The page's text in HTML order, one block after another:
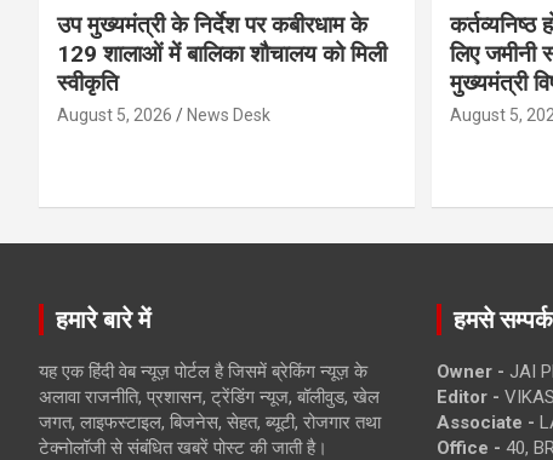
उप मुख्यमंत्री के निर्देश पर कबीरधाम के
129 शालाओं में बालिका शौचालय को मिली
स्वीकृति
August 5, 2026 News Desk
लिए जमीनी
मुख्यमंत्री
August 5,
हमारे बारे में
यह एक हिंदी वेब न्यूज़ पोर्टल है जिसमें ब्रेकिंग न्यूज़ के
अलावा राजनीति, प्रशासन, ट्रेंडिंग न्यूज, बॉलीवुड, खेल
जगत, लाइफस्टाइल, बिजनेस, सेहत, ब्यूटी, रोजगार तथा
टेक्नोलॉजी से संबंधित खबरें पोस्ट की जाती है।
हमसे
Owner - JAI
Editor -
Associate -
Office - 40,